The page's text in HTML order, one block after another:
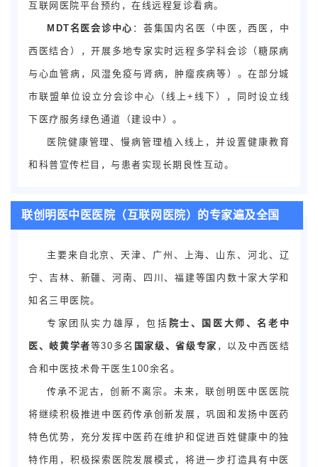
互联网医院平台预约，在线远程复诊看病。
MDT名医会诊中心 ：荟集国内名医（中医，西医，中
西医结合），开展多地专家实时远程多学科会诊（糖尿病
与心血管病，风湿免疫与肾病，肿瘤疾病等）。在部分城
市联盟单位设立分会诊中心（线上+线下），同时设立线
下医疗服务绿色通道（建设中）。
医院健康管理、慢病管理植入线上，并设置健康教育
和科普宣传栏目，与患者实现长期良性互动。
联创明医中医医院（互联网医院）的专家遍及全国
主要来自北京、天津、广州、上海、山东、河北、辽
宁、吉林、新疆、河南、四川、福建等国内数十家大学和
知名三甲医院。
专家团队实力雄厚，包括 院士、国医大师、名老中
医、岐黄学者等30多名 国家级、省级专家 ，以及中西医结
合和中医技术骨干医生100余名。
传承不泥古，创新不离宗。未来，联创明医中医医院
将继续积极推进中医药传承创新发展，巩固和发扬中医药
特色优势，充分发挥中医药在维护和促进百姓健康中的独
特作用，积极探索医院发展模式，将进一步打造具有中医